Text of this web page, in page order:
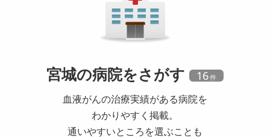
宮城の病院をさがす 16
血液がんの治療実績がある病院を
わかりやすく掲載。
通いやすいところを選ぶことも